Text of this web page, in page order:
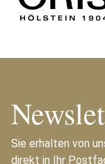
Sie erhalten von
direkt in Ihr